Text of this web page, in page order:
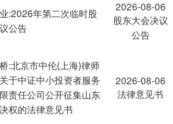
:2026年第二次临时股
公告
2026-08-06
股东大会决议
公告
:北京市中伦(上海)律师
于中证中小投资者服务
责任公司公开征集山东
权的法律意见书
2026-08-06
法律意见书